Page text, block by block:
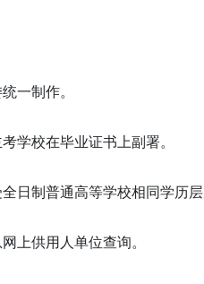
一制作。
学校在毕业证书上副署。
日制普通高等学校相同学历层
上供用人单位查询。